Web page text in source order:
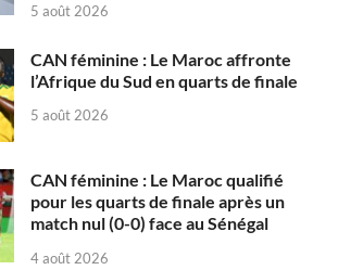
5 août 2026
CAN féminine : Le Maroc affronte
l’Afrique du Sud en quarts de finale
5 août 2026
CAN féminine : Le Maroc qualifié
pour les quarts de finale après un
match nul (0-0) face au Sénégal
4 août 2026